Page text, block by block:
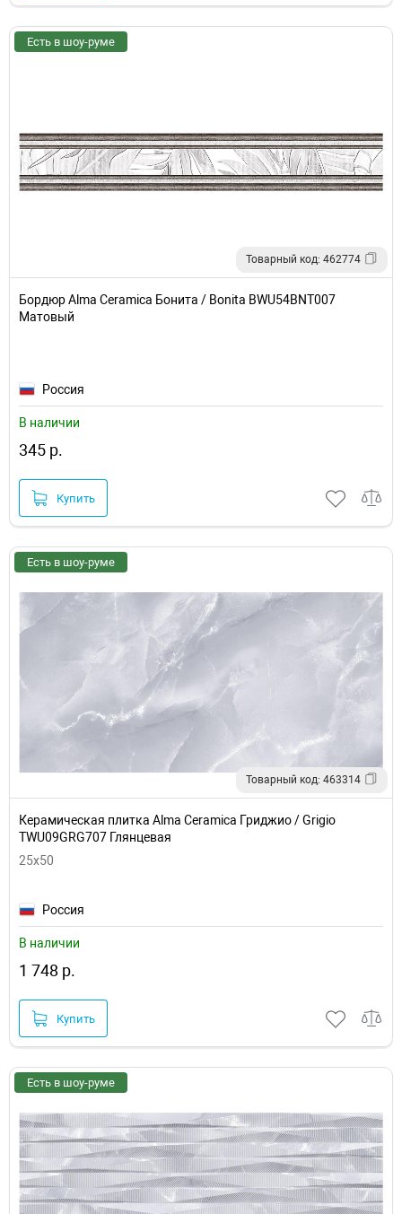
Есть в шоу-руме
Товарный код: 462774
Бордюр Alma Ceramica Бонита / Bonita BWU54BNT007
Матовый
Россия
В наличии
345 р.
Купить
Есть в шоу-руме
Товарный код: 463314
Керамическая плитка Alma Ceramica Гриджио / Grigio
TWU09GRG707 Глянцевая
25x50
Россия
В наличии
1 748 р.
Купить
Есть в шоу-руме